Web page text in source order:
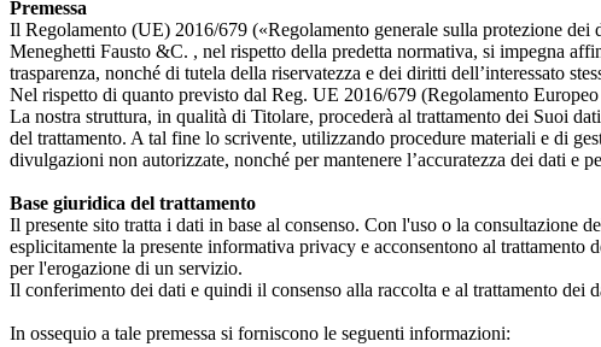
Premessa
Il Regolamento (UE) 2016/679 («Regolamento generale sulla protezione
Meneghetti Fausto &C. , nel rispetto della predetta normativa, si impegna
trasparenza, nonché di tutela della riservatezza e dei diritti dell’interessato
Nel rispetto di quanto previsto dal Reg. UE 2016/679 (Regolamento
La nostra struttura, in qualità di Titolare, procederà al trattamento dei Suoi
del trattamento. A tal fine lo scrivente, utilizzando procedure materiali e di
divulgazioni non autorizzate, nonché per mantenere l’accuratezza dei dati e
Base giuridica del trattamento
Il presente sito tratta i dati in base al consenso. Con l'uso o la consultazione
esplicitamente la presente informativa privacy e acconsentono al
per l'erogazione di un servizio.
Il conferimento dei dati e quindi il consenso alla raccolta e al trattamento dei
In ossequio a tale premessa si forniscono le seguenti informazioni: